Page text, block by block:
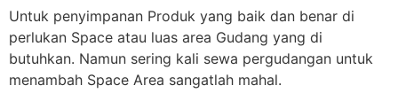
Untuk penyimpanan Produk yang baik dan benar di
perlukan Space atau luas area Gudang yang di
butuhkan. Namun sering kali sewa pergudangan untuk
menambah Space Area sangatlah mahal.